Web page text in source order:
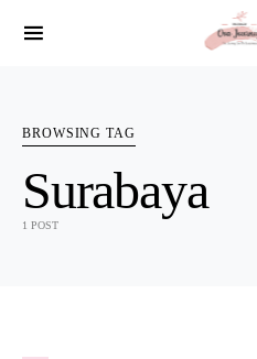
SEARCH FOR:
BROWSING TAG
Surabaya
1 POST